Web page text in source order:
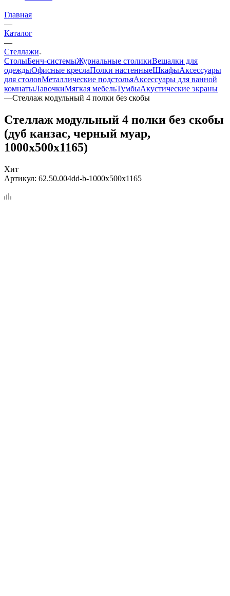
Главная
—
Каталог
—
Стеллажи
СтолыБенч-системыЖурнальные столикиВешалки для
одеждыОфисные креслаПолки настенныеШкафыАксессуары
для столовМеталлические подстольяАксессуары для ванной
комнатыЛавочкиМягкая мебельТумбыАкустические экраны
—Стеллаж модульный 4 полки без скобы
Стеллаж модульный 4 полки без скобы
(дуб канзас, черный муар,
1000x500x1165)
Хит
Артикул: 62.50.004dd-b-1000x500x1165